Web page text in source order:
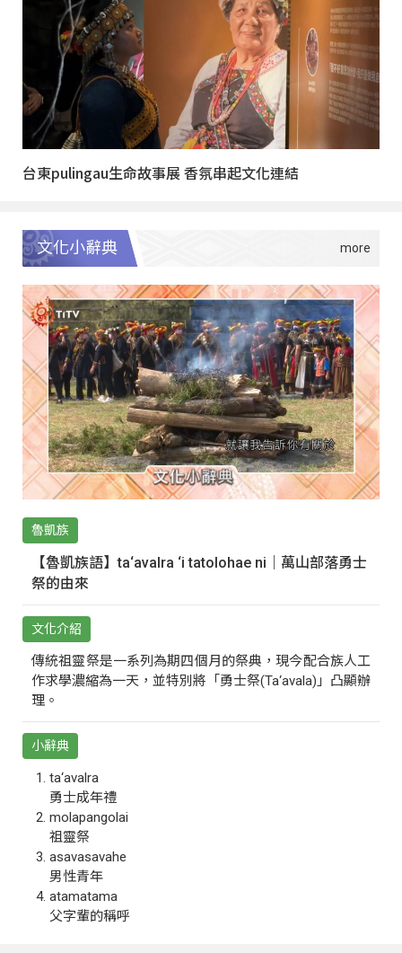
台東pulingau生命故事展 香氛串起文化連結
文化小辭典
魯凱族
【魯凱族語】ta‘avalra ‘i tatolohae ni｜萬山部落勇士
祭的由來
文化介紹
傳統祖靈祭是一系列為期四個月的祭典，現今配合族人工
作求學濃縮為一天，並特別將「勇士祭(Ta‘avala)」凸顯辦
理。
小辭典
ta‘avalra
勇士成年禮
molapangolai
祖靈祭
asavasavahe
男性青年
atamatama
父字輩的稱呼